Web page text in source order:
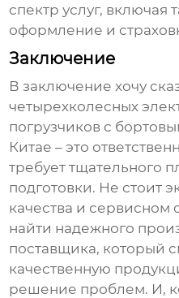
спектр услуг, включая
оформление и
Заключение
В заключение хочу
четырехколесных
погрузчиков с
Китае – это
требует тщательного
подготовки. Не стоит
качества и
найти надежного
поставщика, который
качественную
решение проблем. И,